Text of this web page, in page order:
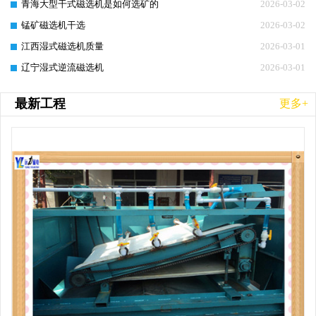
2026-03-02
青海大型干式磁选机是如何选矿的
2026-03-02
锰矿磁选机干选
2026-03-01
江西湿式磁选机质量
2026-03-01
辽宁湿式逆流磁选机
最新工程 更多+